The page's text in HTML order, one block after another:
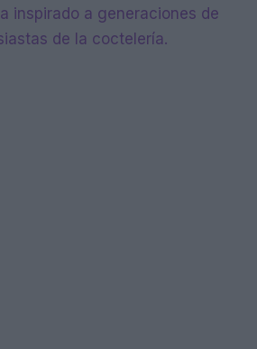
inspirado a generaciones de
de la coctelería.